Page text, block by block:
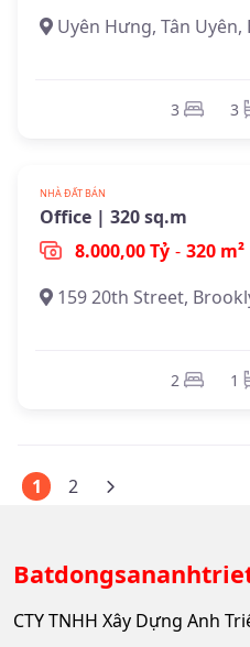
Uyên Hưng, Tân
3 3
Đã xác minh
NHÀ ĐẤT BÁN
Office | 320 sq.m
8.000,00 Tỷ - 320 m²
159 20th Street,
2 1
1 2
CTY TNHH Xây Dựng Anh